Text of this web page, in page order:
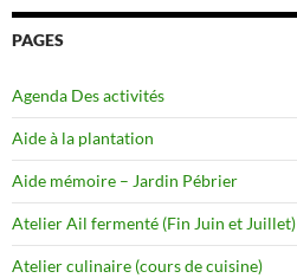
PAGES
Agenda Des activités
Aide à la plantation
Aide mémoire – Jardin Pébrier
Atelier Ail fermenté (Fin Juin et Juillet)
Atelier culinaire (cours de cuisine)